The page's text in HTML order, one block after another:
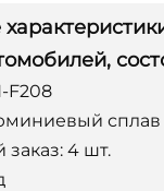
F208
сплав
4 шт.